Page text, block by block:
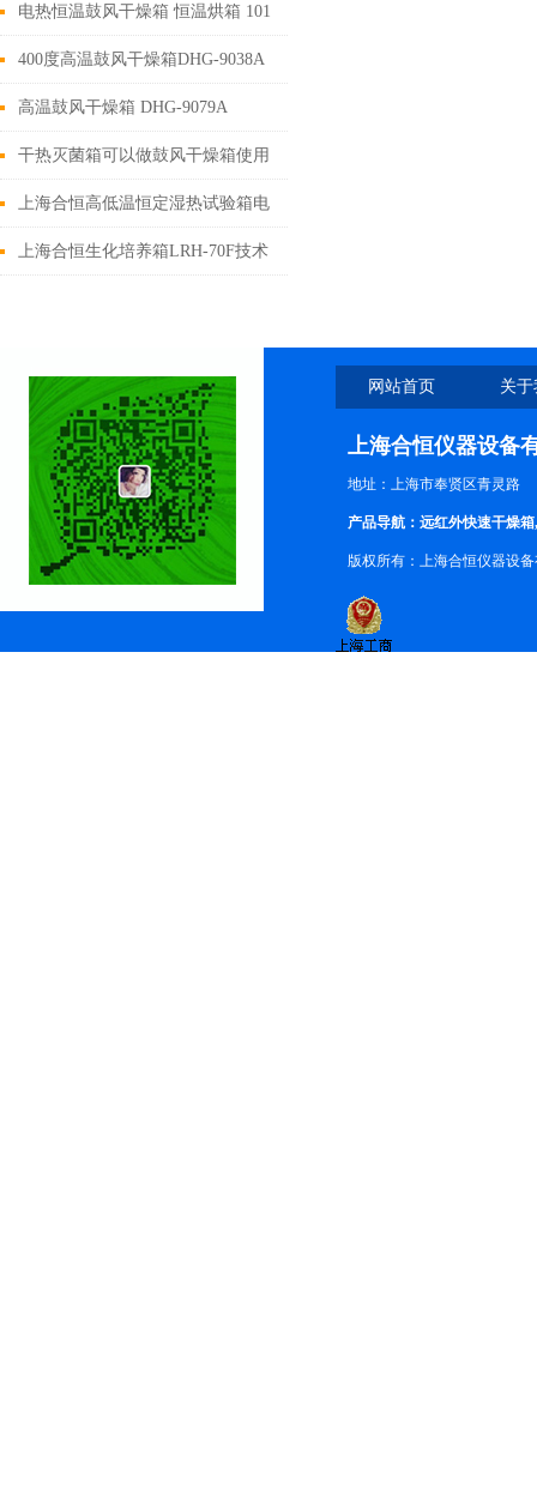
述
电热恒温鼓风干燥箱 恒温烘箱 101
电热恒温鼓风干燥箱用途
400度高温鼓风干燥箱DHG-9038A
高温鼓风干燥箱 DHG-9079A
干热灭菌箱可以做鼓风干燥箱使用
吗？
上海合恒高低温恒定湿热试验箱电
路图说明
上海合恒生化培养箱LRH-70F技术
网站首页 关
上海合恒仪器设备
地址：上海市奉贤区青灵路
产品导航：远红外快速干燥
版权所有：上海合恒仪器设